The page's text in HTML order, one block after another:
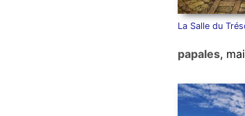
La Salle du
papales,